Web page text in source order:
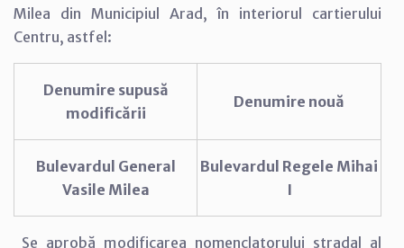
Milea din Municipiul Arad, în interiorul cartierului
Centru, astfel:
Denumire supusă
modificării
Denumire nouă
Bulevardul General
Vasile Milea
Bulevardul Regele Mihai
I
Se aprobă modificarea nomenclatorului stradal al